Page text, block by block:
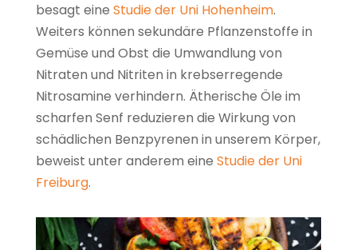
besagt eine Studie der Uni Hohenheim.
Weiters können sekundäre Pflanzenstoffe in
Gemüse und Obst die Umwandlung von
Nitraten und Nitriten in krebserregende
Nitrosamine verhindern. Ätherische Öle im
scharfen Senf reduzieren die Wirkung von
schädlichen Benzpyrenen in unserem Körper,
beweist unter anderem eine Studie der Uni
Freiburg.